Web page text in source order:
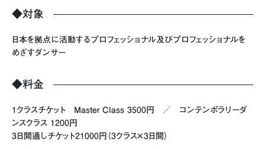
◆対象
日本を拠点に活動するプロフェッショナル及びプロフェッショナルを
めざすダンサー
◆料金
1クラスチケット Master Class 3500円 ／ コンテンポラリーダ
ンスクラス 1200円
3日間通しチケット21000円（3クラス×3日間）